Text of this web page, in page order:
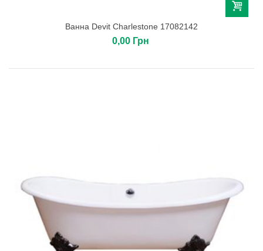
Ванна Devit Charlestone 17082142
0,00 Грн